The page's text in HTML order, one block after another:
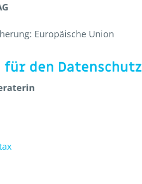
Europäische Union
den Datenschutz